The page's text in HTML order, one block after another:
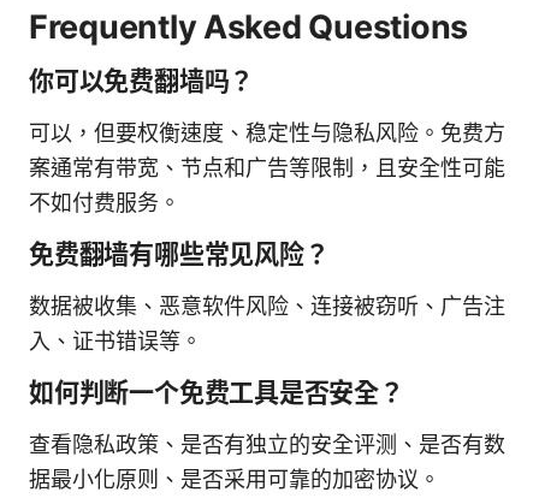
Frequently Asked Questions
你可以免费翻墙吗？
可以，但要权衡速度、稳定性与隐私风险。免费方
案通常有带宽、节点和广告等限制，且安全性可能
不如付费服务。
免费翻墙有哪些常见风险？
数据被收集、恶意软件风险、连接被窃听、广告注
入、证书错误等。
如何判断一个免费工具是否安全？
查看隐私政策、是否有独立的安全评测、是否有数
据最小化原则、是否采用可靠的加密协议。